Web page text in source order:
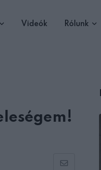
Videók Rólunk